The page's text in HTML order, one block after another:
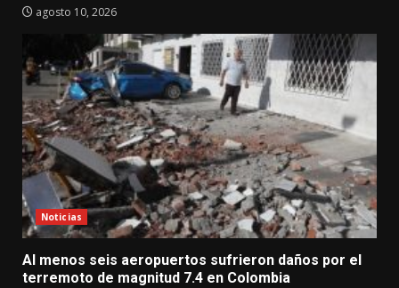
agosto 10, 2026
Noticias
Al menos seis aeropuertos sufrieron daños por el
terremoto de magnitud 7.4 en Colombia